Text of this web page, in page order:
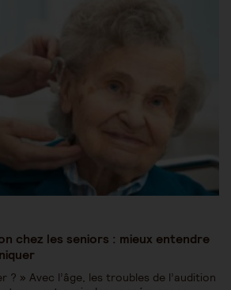
chez les seniors : mieux entendre
? » Avec l’âge, les troubles de l’audition